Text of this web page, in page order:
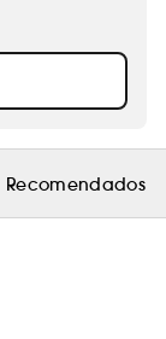
Recomendados